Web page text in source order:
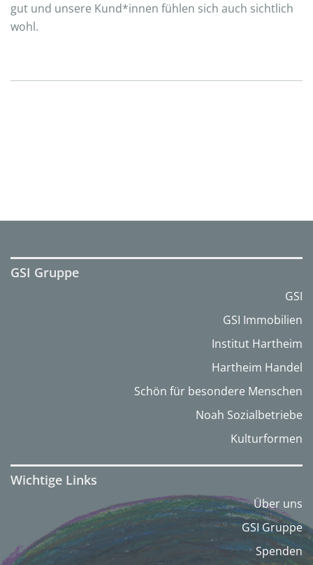
gut und unsere Kund*innen fühlen sich auch sichtlich
wohl.
GSI Gruppe
GSI
GSI Immobilien
Institut Hartheim
Hartheim Handel
Schön für besondere Menschen
Noah Sozialbetriebe
Kulturformen
Wichtige Links
Über uns
GSI Gruppe
Spenden